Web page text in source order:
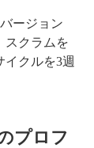
ージョン
スクラムを
クルを3週
プロフ